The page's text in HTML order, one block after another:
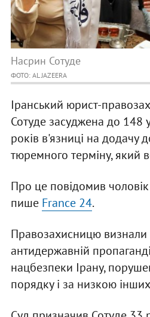
Насрин Сотуде
ФОТО: AL JAZEERA
Іранський юрист-
Сотуде засуджена до 148
років в'язниці на додачу
тюремного терміну, який
Про це повідомив
пише France 24.
Правозахисницю
антидержавній
нацбезпеки Ірану,
порядку і за низкою